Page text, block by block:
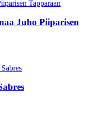
Juho Piiparisen